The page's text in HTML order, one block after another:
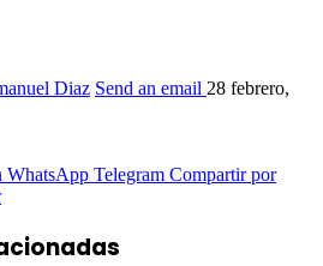
Diaz Send an email 28 febrero,
WhatsApp Telegram Compartir por